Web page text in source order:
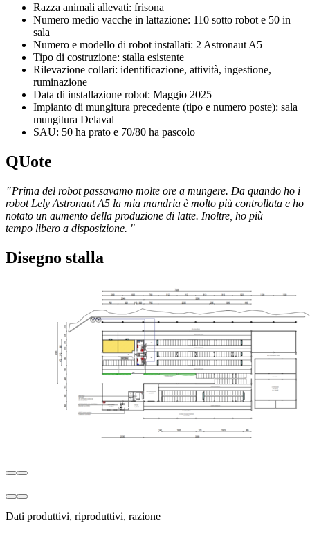
Razza animali allevati: frisona
Numero medio vacche in lattazione: 110 sotto robot e 50 in
sala
Numero e modello di robot installati: 2 Astronaut A5
Tipo di costruzione: stalla esistente
Rilevazione collari: identificazione, attività, ingestione,
ruminazione
Data di installazione robot: Maggio 2025
Impianto di mungitura precedente (tipo e numero poste): sala
mungitura Delaval
SAU: 50 ha prato e 70/80 ha pascolo
QUote
"Prima del robot passavamo molte ore a mungere. Da quando ho i
robot Lely AstronautA5 la mia mandria è molto più controllata e ho
notato un aumento della produzione di latte. Inoltre, ho più
tempo libero a disposizione. "
Disegno stalla
Dati produttivi, riproduttivi, razione